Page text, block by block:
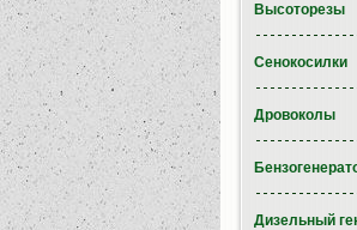
Высоторезы
Сенокосилки
Дровоколы
Дизельный